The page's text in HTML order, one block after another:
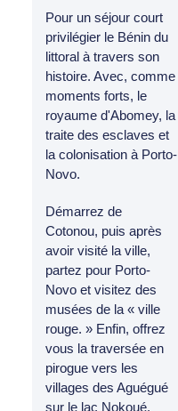
Pour un séjour court
privilégier le Bénin du
littoral à travers son
histoire. Avec, comme
moments forts, le
royaume d'Abomey, la
traite des esclaves et
la colonisation à Porto-
Novo.
Démarrez de
Cotonou, puis après
avoir visité la ville,
partez pour Porto-
Novo et visitez des
musées de la « ville
rouge. » Enfin, offrez
vous la traversée en
pirogue vers les
villages des Aguégué
sur le lac Nokoué.